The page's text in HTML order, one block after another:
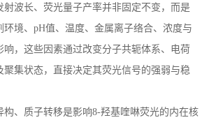
射波长、荧光量子产率并非固定不变，而是
境、 pH值、温度、金属离子络合、浓度与
响，这些因素通过改变分子共轭体系、电荷
聚集状态，直接决定其荧光信号的强弱与稳
构、质子转移是影响8-羟基喹啉荧光的内在核